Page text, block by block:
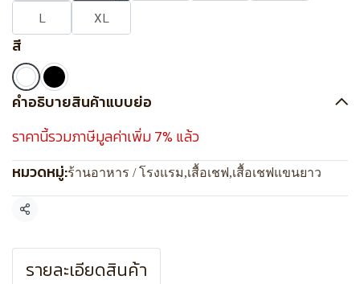
L
XL
สี
คำอธิบายสินค้าแบบย่อ
ราคานี้รวมภาษีมูลค่าเพิ่ม 7% แล้ว
หมวดหมู่:ร้านอาหาร / โรงแรม,เสื้อเชฟ,เสื้อเชฟแขนยาว
แชร์
รายละเอียดสินค้า